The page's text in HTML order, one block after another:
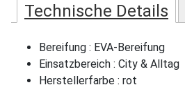
Technische Details
Bereifung : EVA-Bereifung
Einsatzbereich : City & Alltag
Herstellerfarbe : rot